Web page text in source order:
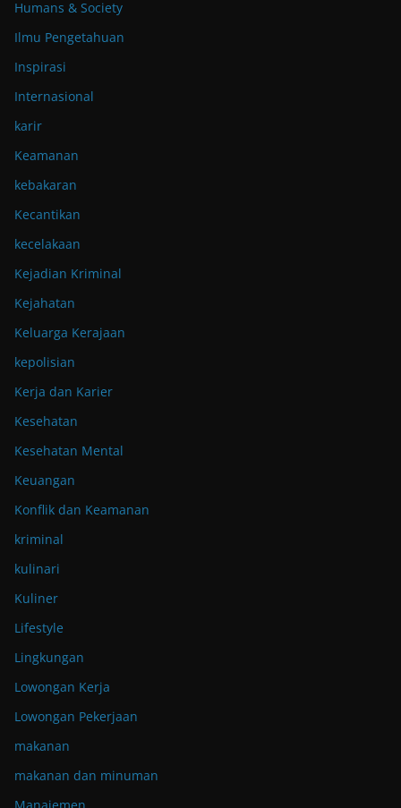
Humans & Society
Ilmu Pengetahuan
Inspirasi
Internasional
karir
Keamanan
kebakaran
Kecantikan
kecelakaan
Kejadian Kriminal
Kejahatan
Keluarga Kerajaan
kepolisian
Kerja dan Karier
Kesehatan
Kesehatan Mental
Keuangan
Konflik dan Keamanan
kriminal
kulinari
Kuliner
Lifestyle
Lingkungan
Lowongan Kerja
Lowongan Pekerjaan
makanan
makanan dan minuman